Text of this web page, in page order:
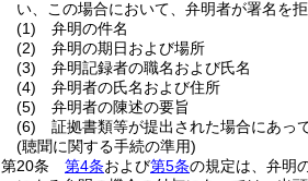
い、この場合において、弁明者が署名を
(1)
弁明の件名
(2)
弁明の期日および場所
(3)
弁明記録者の職名および氏名
(4)
弁明者の氏名および住所
(5)
弁明者の陳述の要旨
(6)
証拠書類等が提出された場合にあっ
(聴聞に関する手続の準用)
第20条
第4条および第5条の規定は、弁明